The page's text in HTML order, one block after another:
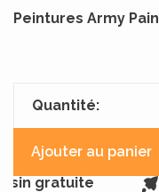
Peintures Army
Quantité:
Ajouter au panier
gratuite